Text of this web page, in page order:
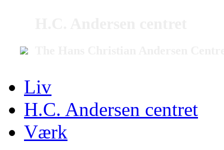
Liv
H.C. Andersen centret
Værk